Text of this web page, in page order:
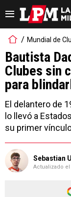
Mundial de
Bautista
Clubes sin
para
El delantero de
lo llevó a
su primer
Sebastian
Actualizado el